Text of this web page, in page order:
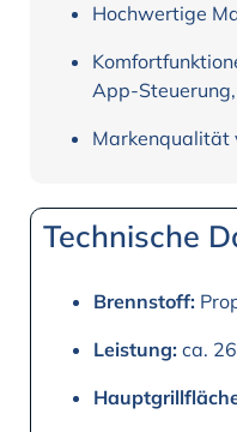
Hochwertige
App-
Markenqualität
Technische
Brennstoff:
Leistung:ca.